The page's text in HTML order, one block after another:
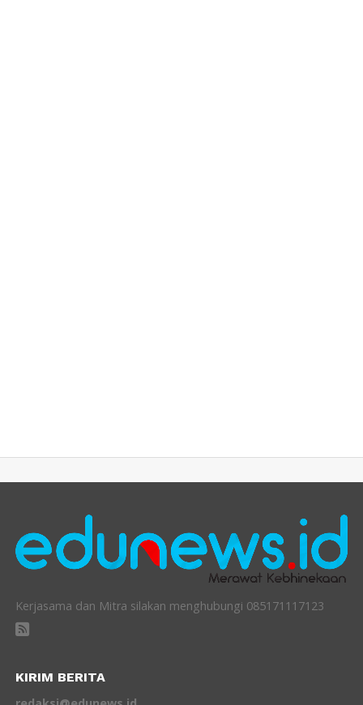
Kerjasama dan Mitra silakan menghubungi 085171117123
KIRIM BERITA